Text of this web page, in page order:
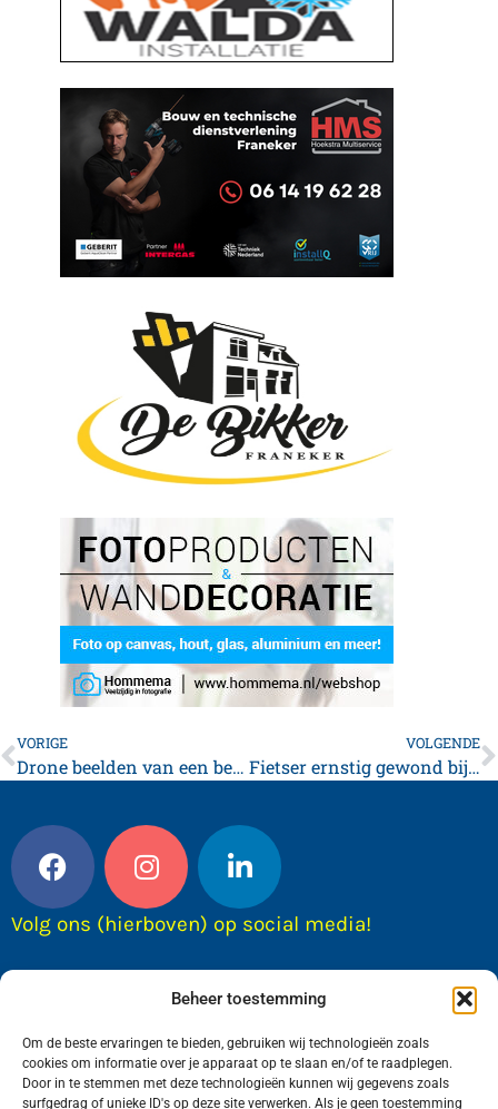
Beheer toestemming
Om de beste ervaringen te bieden, gebruiken wij technologieën zoals
cookies om informatie over je apparaat op te slaan en/of te raadplegen.
Door in te stemmen met deze technologieën kunnen wij gegevens zoals
surfgedrag of unieke ID's op deze site verwerken. Als je geen toestemming
VORIGE
Drone beelden van een besneeuwd Franeker
VOLGENDE
Fietser ernstig gewond bij verkeersongeval met vrachtwagen
Volg ons (hierboven) op social media!